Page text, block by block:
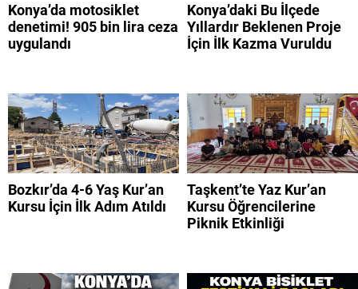
Konya’da motosiklet
denetimi! 905 bin lira ceza
uygulandı
Konya’daki Bu İlçede
Yıllardır Beklenen Proje
İçin İlk Kazma Vuruldu
Bozkır’da 4-6 Yaş Kur’an
Kursu İçin İlk Adım Atıldı
Taşkent’te Yaz Kur’an
Kursu Öğrencilerine
Piknik Etkinliği